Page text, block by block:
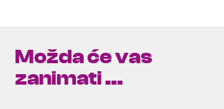
Možda će vas
zanimati ...